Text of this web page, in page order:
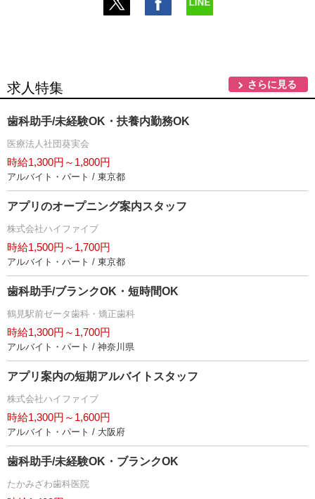
求人特集 さらに見る
歯科助手/未経験OK・扶養内勤務OK
医療法人社団葵実会
時給1,300円～1,800円
アルバイト・パート / 東京都
アプリのオープニング案内スタッフ
株式会社ハイファイブ
時給1,500円～1,700円
アルバイト・パート / 東京都
歯科助手/ブランクOK・短時間OK
鶴見駅前ゼータ歯科・矯正歯科
時給1,300円～1,700円
アルバイト・パート / 神奈川県
アプリ案内の短期アルバイトスタッフ
株式会社ハイファイブ
時給1,300円～1,600円
アルバイト・パート / 大阪府
歯科助手/未経験OK・ブランクOK
たかみざわ歯科医院